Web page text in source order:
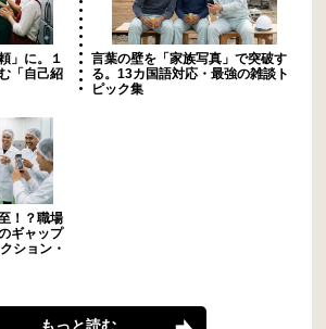
」に。１
「自己紹
言葉の壁を「家族写真」で突破す
る。13カ国語対応・最強の雑談ト
ピック集
！？職場
ギャップ
ション・